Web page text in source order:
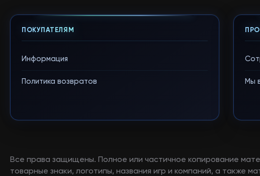
ПОКУПАТЕЛЯМ
Информация
Политика возвратов Мы
Все права защищены. Полное или частичное копирование
товарные знаки, логотипы, названия игр и компаний, а также